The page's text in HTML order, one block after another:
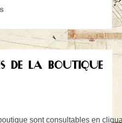
DE LA BOUTIQUE
sont consultables en